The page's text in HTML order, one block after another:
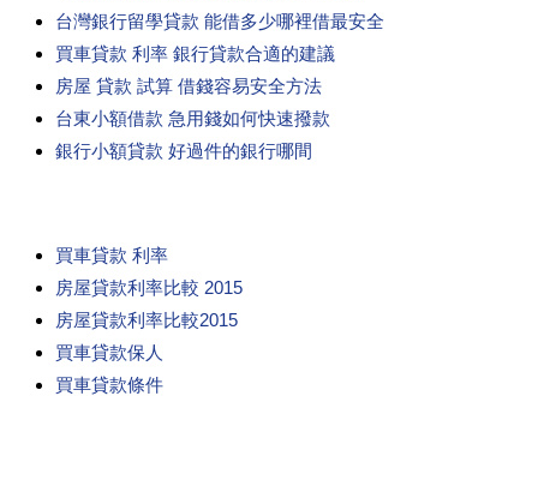
台灣銀行留學貸款 能借多少哪裡借最安全
買車貸款 利率 銀行貸款合適的建議
房屋 貸款 試算 借錢容易安全方法
台東小額借款 急用錢如何快速撥款
銀行小額貸款 好過件的銀行哪間
買車貸款 利率
房屋貸款利率比較 2015
房屋貸款利率比較2015
買車貸款保人
買車貸款條件